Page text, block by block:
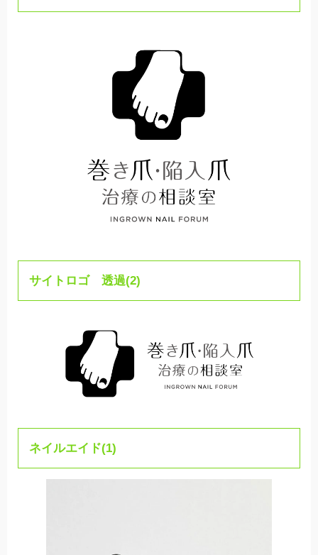
サイトロゴ 透過(2)
ネイルエイド(1)